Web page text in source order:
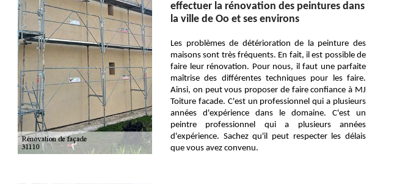
effectuer la rénovation des peintures dans
la ville de Oo et ses environs
Les problèmes de détérioration de la peinture des
maisons sont très fréquents. En fait, il est possible de
faire leur rénovation. Pour nous, il faut une parfaite
maîtrise des différentes techniques pour les faire.
Ainsi, on peut vous proposer de faire confiance à MJ
Toiture facade. C'est un professionnel qui a plusieurs
années d'expérience dans le domaine. C'est un
peintre professionnel qui a plusieurs années
d'expérience. Sachez qu'il peut respecter les délais
que vous avez convenu.